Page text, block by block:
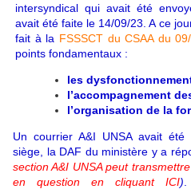
intersyndical qui avait été
avait été faite le 14/09/23. A ce
fait à la FSSSCT du CSAA du
points fondamentaux :
les
l’accompagnement
l’organisation de la
Un courrier A&I UNSA avait
siège, la DAF du ministère y a
section A&I UNSA peut
en question en cliquant ICI)